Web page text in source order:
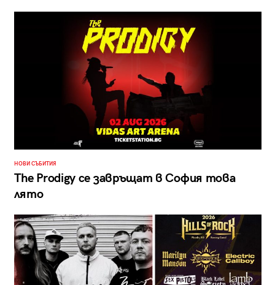
НОВИ СЪБИТИЯ
The Prodigy се завръщат в София това
лято